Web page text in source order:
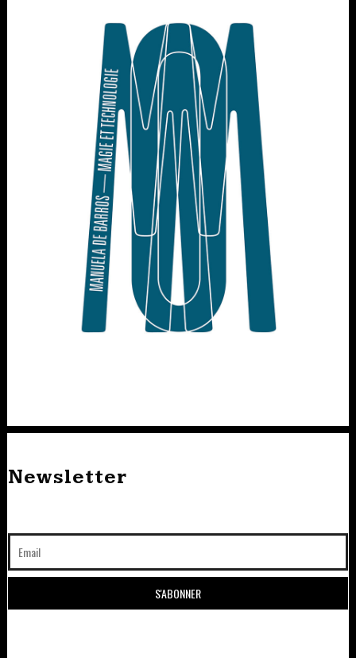
Newsletter